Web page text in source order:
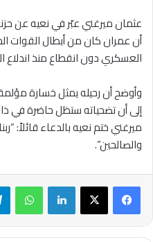
عثمان ميرغني عبّر في نعيه عن
أن عمران كان من أبطال القوات
العسكري دون انقطاع منذ اندلاع
وأوضح أن رحيله يمثل خسارة
إلى أن تضحياته ستظل حاضرة في
ميرغني ختم نعيه بالدعاء قائلاً:
والصالحين”.
لينكدإن